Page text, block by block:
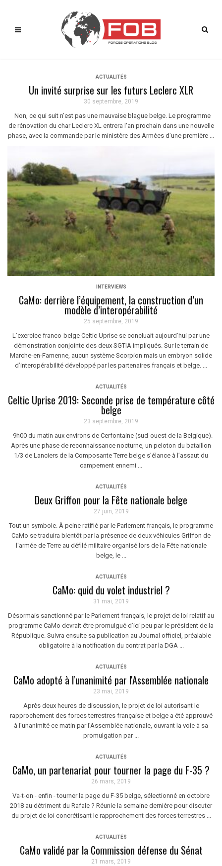
ACTUALITÉS
Un invité surprise sur les futurs Leclerc XLR
30 septembre, 2019
Non, ce qui suit n’est pas une mauvaise blague belge. Le programme
de rénovation du char Leclerc XL entrera l'an prochain dans une nouvelle
phase, avec la commande par le ministère des Armées d’une première ...
INTERVIEWS
CaMo: derrière l’équipement, la construction d’un
modèle d’interopérabilité
25 septembre, 2019
L’exercice franco-belge Celtic Uprise se concluait aujourd’hui par une
démonstration conjointe des deux SGTIA impliqués. Sur le terrain de
Marche-en-Famenne, aucun système Scorpion mais un embryon solide
d’interopérabilité développé par les partenaires français et belge. ...
ACTUALITÉS
Celtic Uprise 2019: Seconde prise de température côté
belge
23 septembre, 2019
9h00 du matin aux environs de Cerfontaine (sud-ouest de la Belgique).
Après une phase de reconnaissance nocturne, un peloton du bataillon
1/3 de Lanciers de la Composante Terre belge s’élance à l’assaut du
campement ennemi ...
ACTUALITÉS
Deux Griffon pour la Fête nationale belge
27 juin, 2019
Tout un symbole. À peine ratifié par le Parlement français, le programme
CaMo se traduira bientôt par la présence de deux véhicules Griffon de
l'armée de Terre au défilé militaire organisé lors de la Fête nationale
belge, le ...
ACTUALITÉS
CaMo: quid du volet industriel ?
31 mai, 2019
Désormais sanctionné par le Parlement français, le projet de loi relatif au
programme CaMo devrait être promulgué d’ici peu par le président de la
République. Suivra ensuite sa publication au Journal officiel, préalable
obligatoire à la notification du contrat par la DGA ...
ACTUALITÉS
CaMo adopté à l'unanimité par l'Assemblée nationale
23 mai, 2019
Après deux heures de discussion, le projet de loi autorisant le
rapprochement des forces terrestres française et belge a été approuvé
à l’unanimité ce matin par l’Assemblée nationale, ouvrant la voie à sa
promulgation par ...
ACTUALITÉS
CaMo, un partenariat pour tourner la page du F-35 ?
26 mars, 2019
Va-t-on - enfin - tourner la page du F-35 belge, sélectionné en octobre
2018 au détriment du Rafale ? Réunie la semaine dernière pour discuter
du projet de loi concrétisant le rapprochement des forces terrestres ...
ACTUALITÉS
CaMo validé par la Commission défense du Sénat
21 mars, 2019